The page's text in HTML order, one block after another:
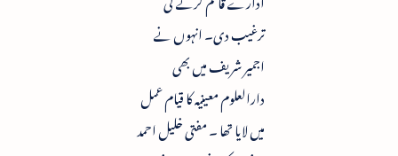
ترغیب دی۔ انہوں نے
اجمیر شریف میں بھی
دارالعلوم معینیہ کا قیام عمل
میں لایا تھا ۔ مفتی خلیل احمد